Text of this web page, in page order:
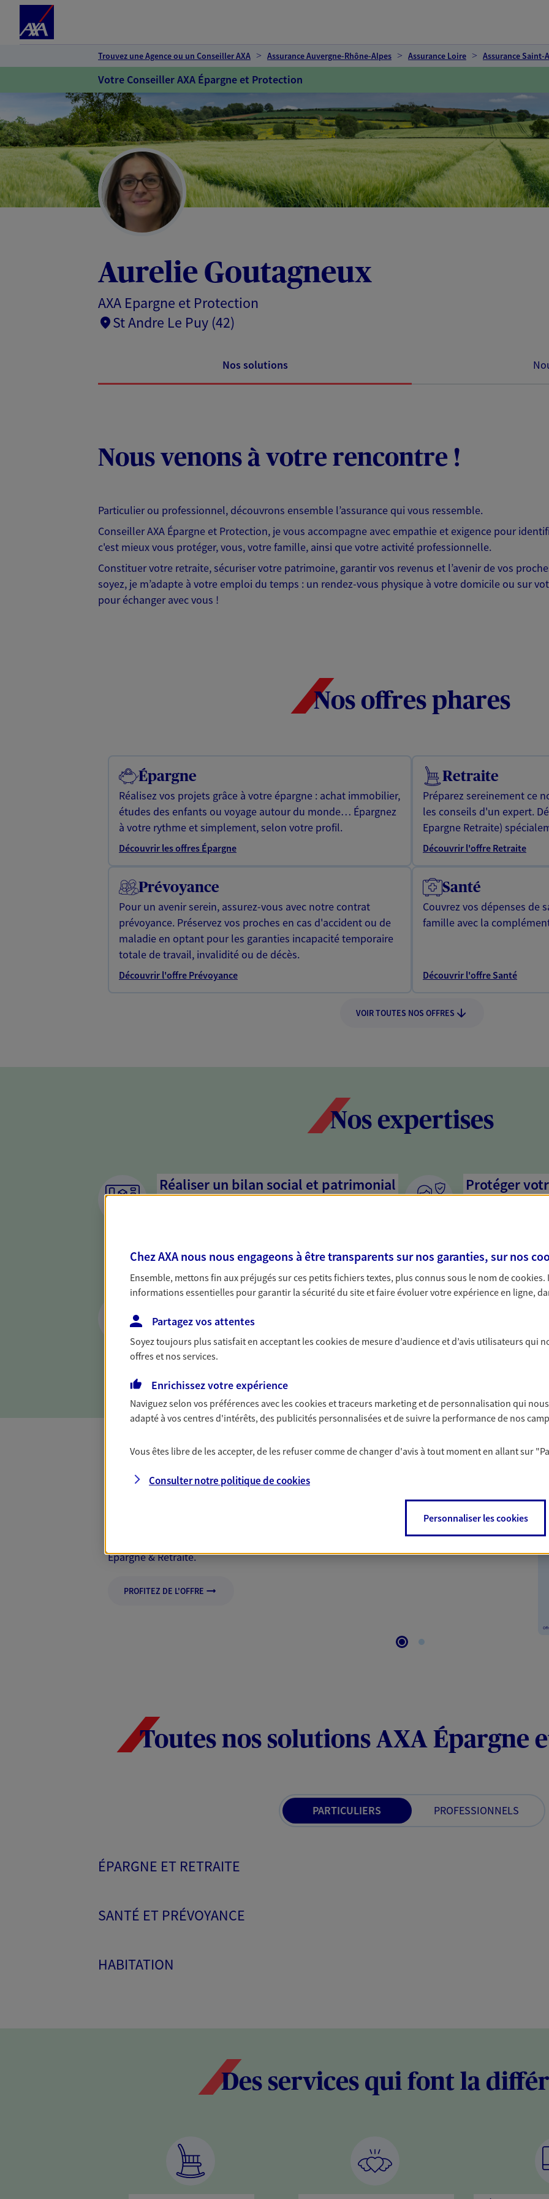
Trouvez une Agence ou un Conseiller AXA Assurance Auvergne-Rhône-Alpes Assurance Loire Assurance Saint-
Votre Conseiller AXA Épargne et Protection
Aurelie Goutagneux
AXA Epargne et Protection
St Andre Le Puy (42)
Nos solutions
Nous venons à votre rencontre !
Particulier ou professionnel, découvrons ensemble l’assurance qui vous ressemble.
Conseiller AXA Épargne et Protection, je vous accompagne avec empathie et exigence pour
c'est mieux vous protéger, vous, votre famille, ainsi que votre activité professionnelle.
Constituer votre retraite, sécuriser votre patrimoine, garantir vos revenus et l’avenir de vos
soyez, je m’adapte à votre emploi du temps : un rendez-vous physique à votre domicile ou sur
pour échanger avec vous !
Nos offres phares
Épargne
Réalisez vos projets grâce à votre épargne : achat immobilier,
études des enfants ou voyage autour du monde… Épargnez
à votre rythme et simplement, selon votre profil.
Découvrir les offres Épargne
Retraite
Préparez sereinement ce
les conseils d'un expert.
Epargne Retraite)
Découvrir l'offre Retraite
Prévoyance
Pour un avenir serein, assurez-vous avec notre contrat
prévoyance. Préservez vos proches en cas d'accident ou de
maladie en optant pour les garanties incapacité temporaire
totale de travail, invalidité ou de décès.
Découvrir l'offre Prévoyance
Santé
Couvrez vos dépenses de
famille avec la
Découvrir l'offre Santé
VOIR TOUTES NOS OFFRES
Nos expertises
Réaliser un bilan social et patrimonial
dresser un bilan complet de votre situation. Une analyse
solide pour vous formuler des conseils cohérents avec vos
besoins.
Protéger
Nous sommes à
activité, mais aussi
interlocuteur pour
Optimiser la gestion de votre
patrimoine
Gérez et optimisez votre patrimoine avec nos solutions pour
diversifier vos placements et protéger vos actifs.
chaque jour l'avenir
Mon Offre Gagnante
nouveaux contrats, bénéficiez d'un remboursement allant jusqu'à 300€ sur votre compte.
Offre soumise à conditions et valable sur une sélection de contrat Santé, Prévoyance et
Epargne & Retraite.
PROFITEZ DE L'OFFRE
Toutes nos solutions AXA Épargne
PARTICULIERS PROFESSIONNELS
ÉPARGNE ET RETRAITE
SANTÉ ET PRÉVOYANCE
HABITATION
Des services qui font la
Chez AXA nous nous engageons à être transparents sur nos garanties, sur nos
Ensemble, mettons fin aux préjugés sur ces petits fichiers textes, plus connus sous le nom decookies.
informations essentielles pour garantir la sécurité du site et faire évoluer votre expérience en ligne,
Partagez vos attentes
Soyez toujours plus satisfait en acceptant lescookiesde mesure d’audience et d’avis utilisateurs qui
offres et nos services.
Enrichissez votre expérience
Naviguez selon vos préférences avec lescookies et traceurs marketing et de personnalisation qui
adapté à vos centres d'intérêts, des publicités personnalisées et de suivre la performance de nos
Vous êtes libre de les accepter, de les refuser comme de changer d'avis à tout moment en allant sur
Consulter notre politique decookies
Personnaliser les cookies